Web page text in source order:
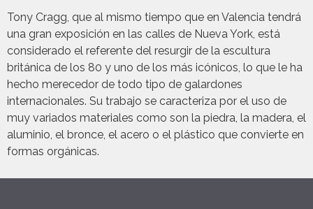
Tony Cragg, que al mismo tiempo que en Valencia tendrá
una gran exposición en las calles de Nueva York, está
considerado el referente del resurgir de la escultura
británica de los 80 y uno de los más icónicos, lo que le ha
hecho merecedor de todo tipo de galardones
internacionales. Su trabajo se caracteriza por el uso de
muy variados materiales como son la piedra, la madera, el
aluminio, el bronce, el acero o el plástico que convierte en
formas orgánicas.